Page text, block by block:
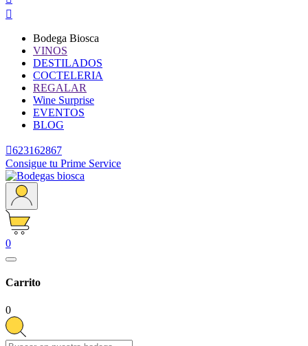

Bodega Biosca
VINOS
DESTILADOS
COCTELERIA
REGALAR
Wine Surprise
EVENTOS
BLOG
623162867
Consigue tu Prime Service
0
Carrito
0